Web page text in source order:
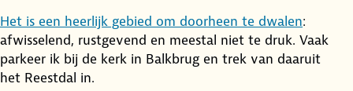
Het is een heerlijk gebied om doorheen te dwalen:
afwisselend, rustgevend en meestal niet te druk. Vaak
parkeer ik bij de kerk in Balkbrug en trek van daaruit
het Reestdal in.